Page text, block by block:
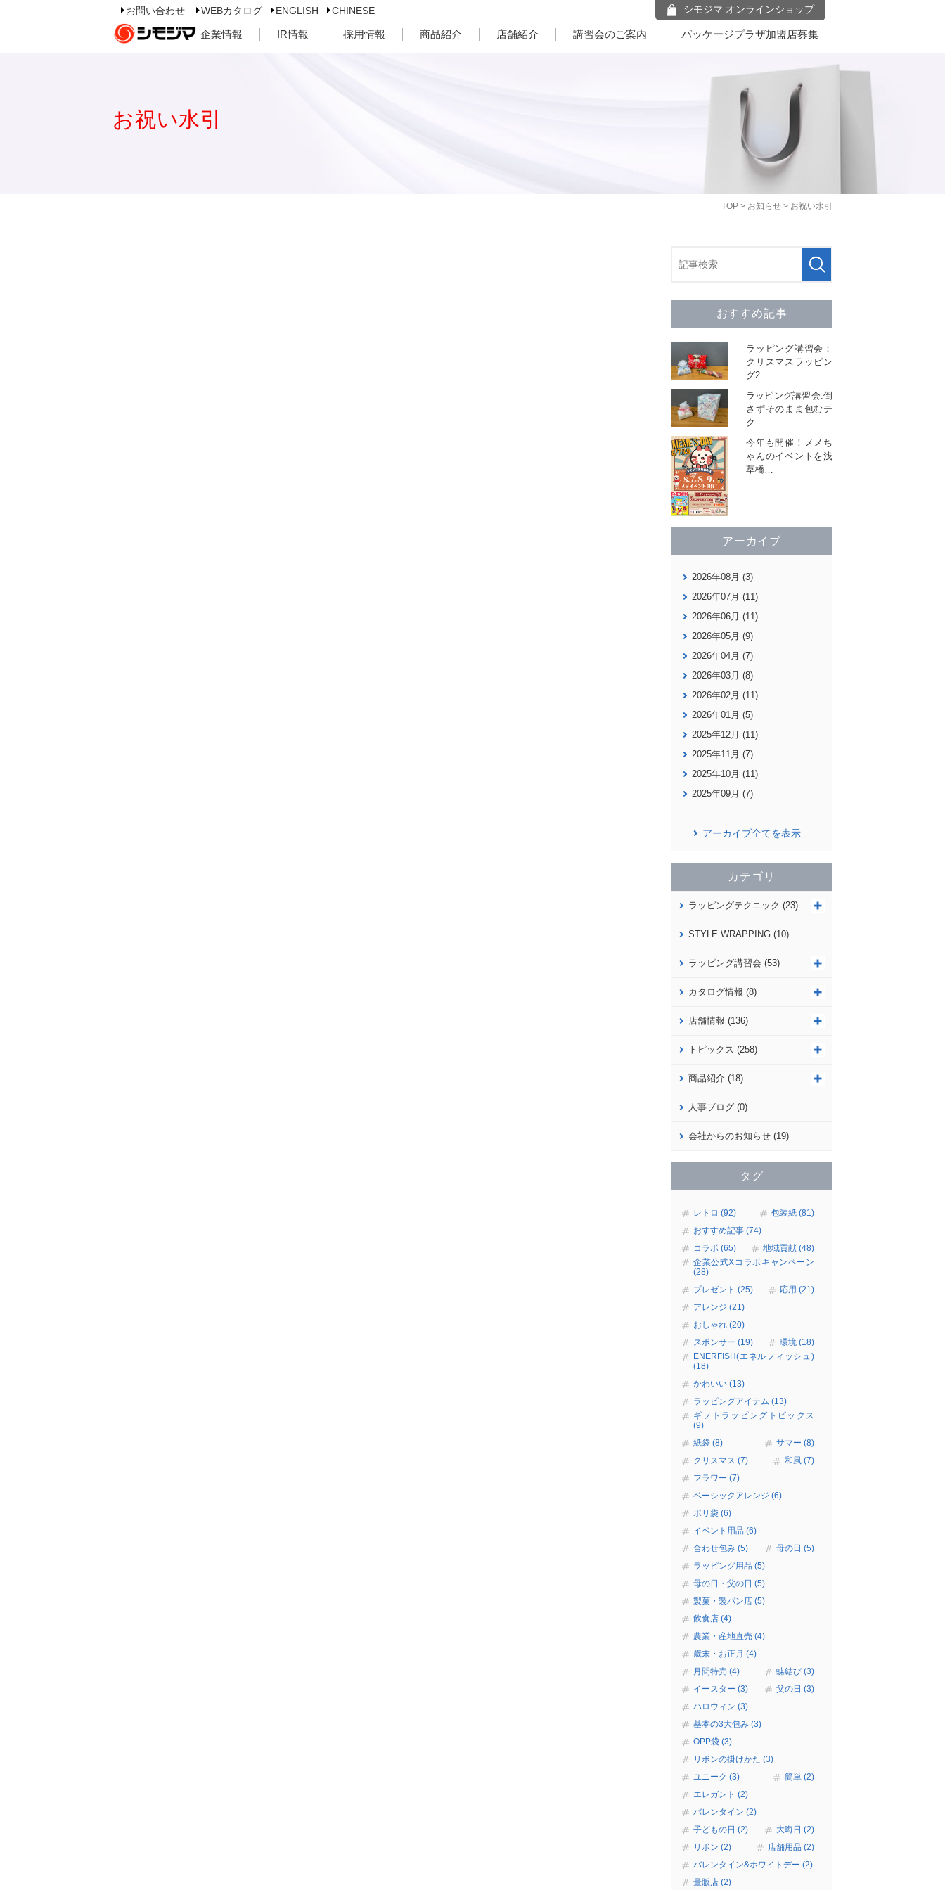
お問い合わせ WEBカタログ ENGLISH CHINESE シモジマ オンラインショップ
企業情報 IR情報 採用情報 商品紹介 店舗紹介 講習会のご案内 パッケージプラザ加盟店募集
TOP > お知らせ > お祝い水引
お祝い水引
おすすめ記事
ラッピング講習会：
クリスマスラッピン
グ2…
ラッピング講習会:倒
さずそのまま包むテ
ク …
今年も開催！メメち
ゃんのイベントを浅
草橋…
アーカイブ
2026年08月 (3)
2026年07月 (11)
2026年06月 (11)
2026年05月 (9)
2026年04月 (7)
2026年03月 (8)
2026年02月 (11)
2026年01月 (5)
2025年12月 (11)
2025年11月 (7)
2025年10月 (11)
2025年09月 (7)
アーカイブ全てを表示
カテゴリ
ラッピングテクニック (23)
STYLE WRAPPING (10)
ラッピング講習会 (53)
カタログ情報 (8)
店舗情報 (136)
トピックス (258)
商品紹介 (18)
人事ブログ (0)
会社からのお知らせ (19)
タグ
レトロ (92)
包装紙 (81)
おすすめ記事 (74)
コラボ (65)
地域貢献 (48)
企業公式Xコラボキャンペーン
(28)
プレゼント (25)
応用 (21)
アレンジ (21)
おしゃれ (20)
スポンサー (19)
環境 (18)
ENERFISH(エネルフィッシュ)
(18)
かわいい (13)
ラッピングアイテム (13)
ギフトラッピングトピックス
(9)
紙袋 (8)
サマー (8)
クリスマス (7)
和風 (7)
フラワー (7)
ベーシックアレンジ (6)
ポリ袋 (6)
イベント用品 (6)
合わせ包み (5)
母の日 (5)
ラッピング用品 (5)
母の日・父の日 (5)
製菓・製パン店 (5)
飲食店 (4)
農業・産地直売 (4)
歳末・お正月 (4)
月間特売 (4)
蝶結び (3)
イースター (3)
父の日 (3)
ハロウィン (3)
基本の3大包み (3)
OPP袋 (3)
リボンの掛けかた (3)
ユニーク (3)
簡単 (2)
エレガント (2)
バレンタイン (2)
子どもの日 (2)
大晦日 (2)
リボン (2)
店舗用品 (2)
バレンタイン&ホワイトデー (2)
量販店 (2)